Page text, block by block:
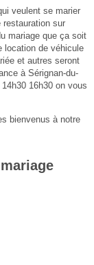
veulent se marier
restauration sur
mariage que ça soit
location de véhicule
et autres seront
à Sérignan-du-
16h30 on vous
bienvenus à notre